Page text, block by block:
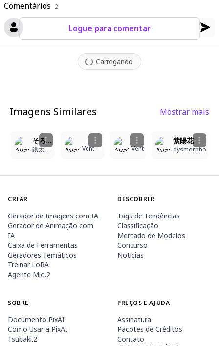
Comentários 2
Logue para comentar
Carregando
Imagens Similares Mostrar mais
そろそろ梅雨明け
銀太郎だよ Vent Vent
紫陽花
dysmorpho
CRIAR
Gerador de Imagens com IA
Gerador de Animação com
IA
Caixa de Ferramentas
Geradores Temáticos
Treinar LoRA
Agente Mio.2
DESCOBRIR
Tags de Tendências
Classificação
Mercado de Modelos
Concurso
Notícias
SOBRE
Documento PixAI
Como Usar a PixAI
Tsubaki.2
PREÇOS E AJUDA
Assinatura
Pacotes de Créditos
Contato